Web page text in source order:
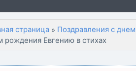
страница » Поздравления с
рождения Евгению в стихах